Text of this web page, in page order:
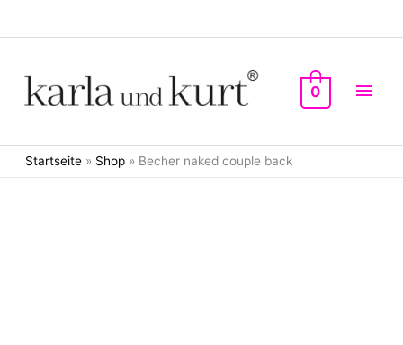
0
Startseite » Shop » Becher naked couple back